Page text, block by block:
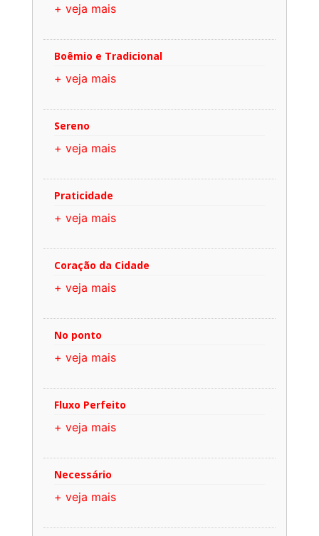
+ veja mais
Boêmio e Tradicional
+ veja mais
Sereno
+ veja mais
Praticidade
+ veja mais
Coração da Cidade
+ veja mais
No ponto
+ veja mais
Fluxo Perfeito
+ veja mais
Necessário
+ veja mais